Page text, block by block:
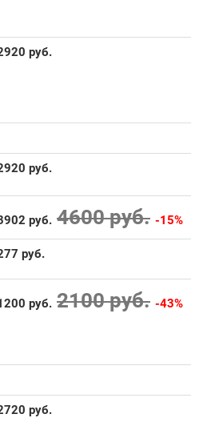
руб.
руб.
руб. 4600 руб. -15%
руб.
руб. 2100 руб. -43%
руб.